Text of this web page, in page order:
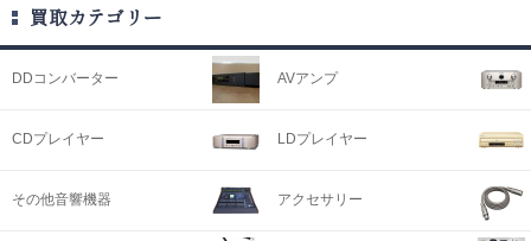
買取カテゴリー
DDコンバーター AVアンプ
CDプレイヤー LDプレイヤー
その他音響機器 アクセサリー